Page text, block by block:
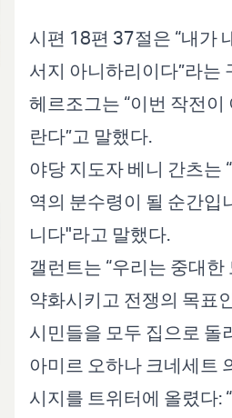
시편 18편 37절은 “내가
서지 아니하리이다”라는
헤르조그는 “이번 작전
란다”고 말했다.
야당 지도자 베니 간츠는
역의 분수령이 될 순간입
니다"라고 말했다.
갤런트는 “우리는 중대한
약화시키고 전쟁의 목표
시민들을 모두 집으로 돌
아미르 오하나 크네세트
시지를 트위터에 올렸다: